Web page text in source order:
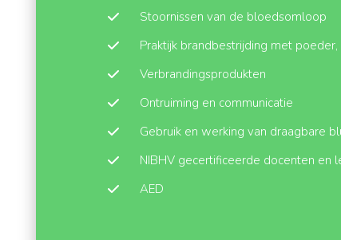
Stoornissen van de bloedsomloop
Praktijk brandbestrijding met poeder,
Verbrandingsprodukten
Ontruiming en communicatie
Gebruik en werking van draagbare
NIBHV gecertificeerde docenten en
AED